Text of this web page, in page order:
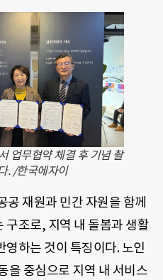
업무협약 체결 후 기념 촬
. /한국에자이
공 재원과 민간 자원을 함께
구조로, 지역 내 돌봄과 생활
영하는 것이 특징이다. 노인
을 중심으로 지역 내 서비스